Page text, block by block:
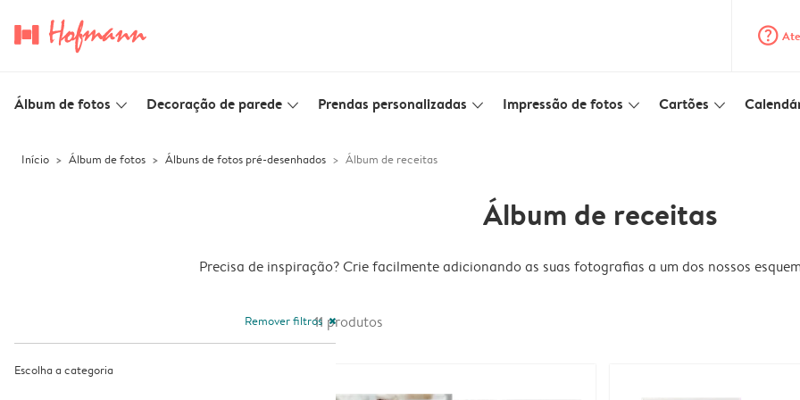
question_mark_circle
Álbum de fotos slim_arrow_down Decoração de parede slim_arrow_down Prendas personalizadas slim_arrow_down Impressão de fotos slim_arrow_down Cartões slim_arrow_down
Início Álbum de fotos Álbuns de fotos pré-desenhados Álbum de receitas
Álbum de receitas
Precisa de inspiração? Crie facilmente adicionando as suas fotografias a um dos nossos
Escolha a categoria
Remover filtros close
11 produtos